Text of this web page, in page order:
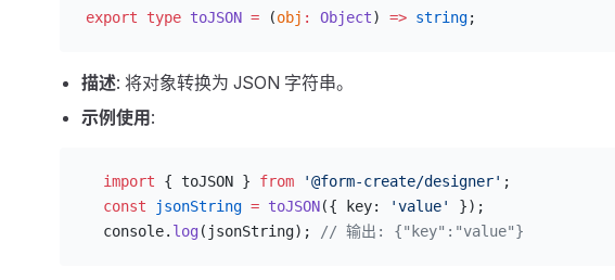
export type toJSON = (obj : Object) => string;
描述: 将对象转换为 JSON 字符串。
示例使用:
  import
{ toJSON } from '@form-create/designer' ;
  const
jsonString = toJSON({ key: 'value'
});
  console.
log(jsonString); // 输出: {"key":"value"}